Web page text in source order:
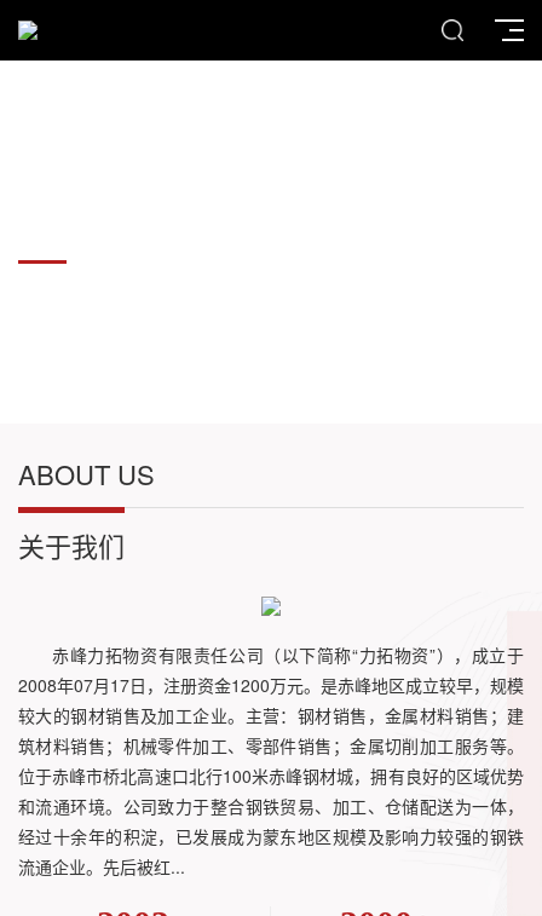
ABOUT US
关于我们
赤峰力拓物资有限责任公司（以下简称“力拓物资”），成立于
2008年07月17日，注册资金1200万元。是赤峰地区成立较早，规模
较大的钢材销售及加工企业。主营：钢材销售，金属材料销售；建
筑材料销售；机械零件加工、零部件销售；金属切削加工服务等。
位于赤峰市桥北高速口北行100米赤峰钢材城，拥有良好的区域优势
和流通环境。公司致力于整合钢铁贸易、加工、仓储配送为一体，
经过十余年的积淀，已发展成为蒙东地区规模及影响力较强的钢铁
流通企业。先后被红...